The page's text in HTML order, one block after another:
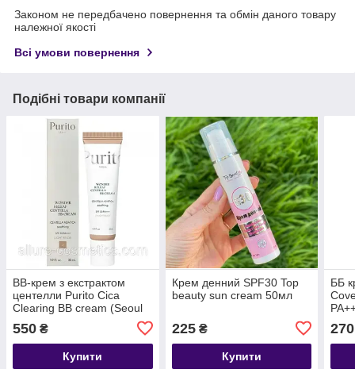
Законом не передбачено повернення та обмін даного товару
належної якості
Всі умови повернення
Подібні товари компанії
BB-крем з екстрактом
центелли Purito Cica
Clearing BB cream (Seoul
550 ₴
Купити
Крем денний SPF30 Top
beauty sun cream 50мл
225₴
Купити
ББ
270